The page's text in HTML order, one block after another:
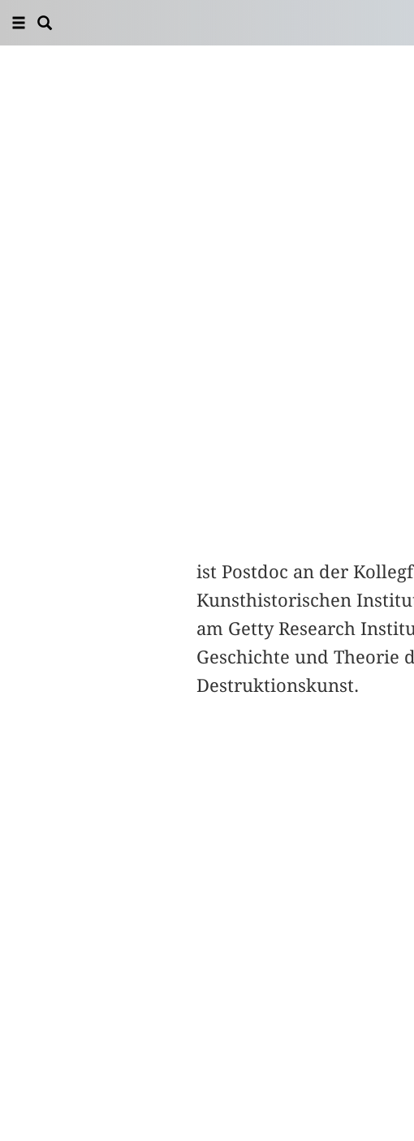
ist Postdoc an der
Kunsthistorischen
am Getty Research
Geschichte und Theorie
Destruktionskunst.